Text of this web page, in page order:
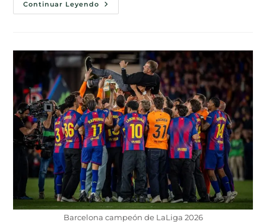
Continuar Leyendo
Barcelona campeón de LaLiga 2026